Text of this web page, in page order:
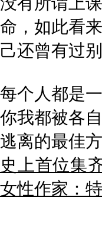
命，如此看
己还曾有过
每个人都是
你我都被各自
逃离的最佳
史上首位集
女性作家：